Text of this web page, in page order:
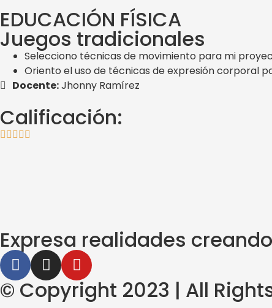
EDUCACIÓN FÍSICA
Juegos tradicionales
Selecciono técnicas de movimiento para mi
Oriento el uso de técnicas de expresión corporal
Docente:Jhonny Ramírez
Calificación:
Expresa realidades
© Copyright 2023 | All